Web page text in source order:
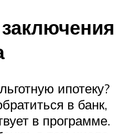
ипотеку?
в банк,
в программе.